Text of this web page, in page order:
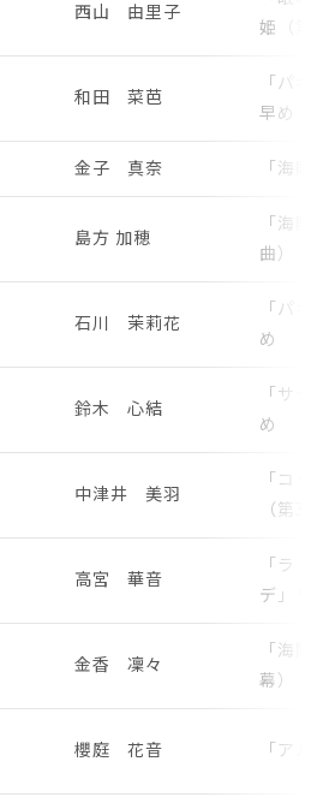
西山 由里子
姫（
和田 菜芭
「パ
早め
金子 真奈 「海
島方 加穂
「海
曲）
石川 茉莉花
「パ
め
鈴木 心結
「サ
め
中津井 美羽
「コ
（第3
高宮 華音
「ラ
デ」
金香 凜々
「海
幕）・
櫻庭 花音 「ア